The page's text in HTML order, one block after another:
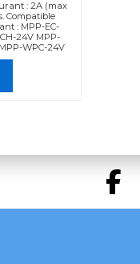
: 2A (max
Compatible
: MPP-EC-
24V MPP-
WPC-24V